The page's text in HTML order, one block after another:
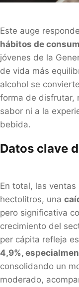
Este auge
hábitos de
jóvenes de la
de vida más
alcohol se
forma de disfrutar,
sabor ni a la
bebida.
Datos clave
En total, las
hectolitros, una
pero significativa
crecimiento del
per cápita refleja
4,9%,
consolidando un
moderado,